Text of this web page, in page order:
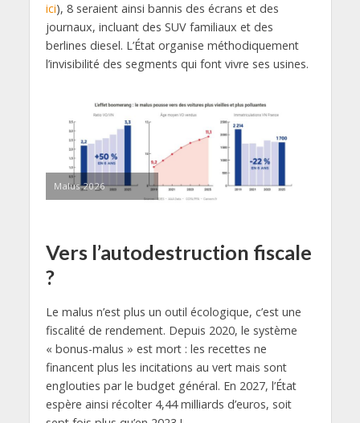
ici), 8 seraient ainsi bannis des écrans et des
journaux, incluant des SUV familiaux et des
berlines diesel. L’État organise méthodiquement
l’invisibilité des segments qui font vivre ses usines.
Malus 2026
Vers l’autodestruction fiscale
?
Le malus n’est plus un outil écologique, c’est une
fiscalité de rendement. Depuis 2020, le système
« bonus-malus » est mort : les recettes ne
financent plus les incitations au vert mais sont
englouties par le budget général. En 2027, l’État
espère ainsi récolter 4,44 milliards d’euros, soit